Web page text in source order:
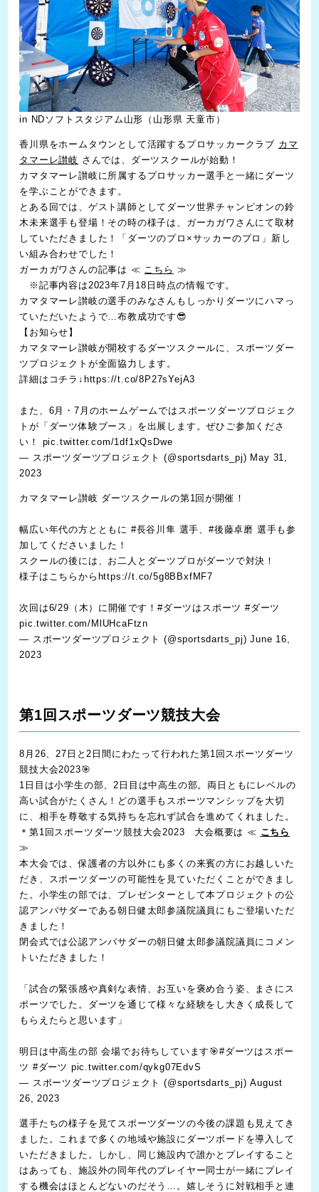
in NDソフトスタジアム山形（山形県 天童市）
香川県をホームタウンとして活躍するプロサッカークラブ カマ
タマーレ讃岐 さんでは、ダーツスクールが始動！
カマタマーレ讃岐に所属するプロサッカー選手と一緒にダーツ
を学ぶことができます。
とある回では、ゲスト講師としてダーツ世界チャンピオンの鈴
木未来選手も登場！その時の様子は、ガーカガワさんにて取材
していただきました！「ダーツのプロ×サッカーのプロ」新し
い組み合わせでした！
ガーカガワさんの記事は ≪ こちら ≫
※記事内容は2023年7月18日時点の情報です。
カマタマーレ讃岐の選手のみなさんもしっかりダーツにハマっ
ていただいたようで…布教成功です😎
【お知らせ】
カマタマーレ讃岐が開校するダーツスクールに、スポーツダー
ツプロジェクトが全面協力します。
詳細はコチラ↓ https://t.co/8P27sYejA3
また、6月・7月のホームゲームではスポーツダーツプロジェク
トが「ダーツ体験ブース」を出展します。ぜひご参加くださ
い！ pic.twitter.com/1df1xQsDwe
— スポーツダーツプロジェクト (@sportsdarts_pj) May 31,
2023
カマタマーレ讃岐 ダーツスクールの第1回が開催！
幅広い年代の方とともに #長谷川隼 選手、#後藤卓磨 選手も参
加してくださいました！
スクールの後には、お二人とダーツプロがダーツで対決！
様子はこちらから https://t.co/5g8BBxfMF7
次回は6/29（木）に開催です！#ダーツはスポーツ #ダーツ
pic.twitter.com/MlUHcaFtzn
— スポーツダーツプロジェクト (@sportsdarts_pj)June 16,
2023
第1回スポーツダーツ競技大会
8月26、27日と2日間にわたって行われた第1回スポーツダーツ
競技大会2023🎯
1日目は小学生の部、2日目は中高生の部。両日ともにレベルの
高い試合がたくさん！どの選手もスポーツマンシップを大切
に、相手を尊敬する気持ちを忘れず試合を進めてくれました。
＊第1回スポーツダーツ競技大会2023 大会概要は ≪ こちら
≫
本大会では、保護者の方以外にも多くの来賓の方にお越しいた
だき、スポーツダーツの可能性を見ていただくことができまし
た。小学生の部では、プレゼンターとして本プロジェクトの公
認アンバサダーである朝日健太郎参議院議員にもご登場いただ
きました！
閉会式では公認アンバサダーの朝日健太郎参議院議員にコメン
トいただきました！
「試合の緊張感や真剣な表情、お互いを褒め合う姿、まさにス
ポーツでした。ダーツを通じて様々な経験をし大きく成長して
もらえたらと思います」
明日は中高生の部 会場でお待ちしています🎯#ダーツはスポー
ツ #ダーツ pic.twitter.com/qykg07EdvS
— スポーツダーツプロジェクト (@sportsdarts_pj)August
26, 2023
選手たちの様子を見てスポーツダーツの今後の課題も見えてき
ました。これまで多くの地域や施設にダーツボードを導入して
いただきました。しかし、同じ施設内で誰かとプレイすること
はあっても、施設外の同年代のプレイヤー同士が一緒にプレイ
する機会はほとんどないのだそう…。嬉しそうに対戦相手と連